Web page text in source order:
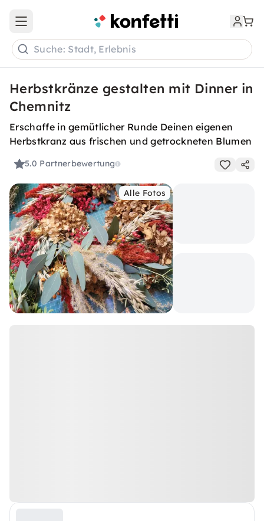
Open main menu
Suche: Stadt, Erlebnis
Herbstkränze gestalten mit Dinner in
Chemnitz
Erschaffe in gemütlicher Runde Deinen eigenen
Herbstkranz aus frischen und getrockneten Blumen
5.0 Partnerbewertung
Alle Fotos